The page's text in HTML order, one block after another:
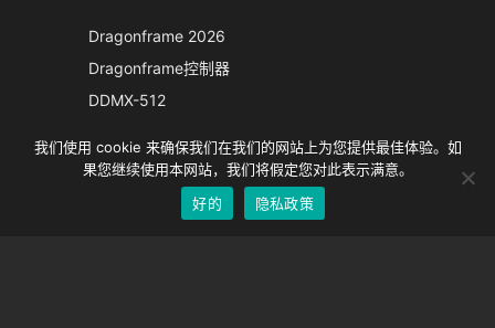
Dragonframe 2026
Dragonframe控制器
DDMX-512
EOS LV 校正帽
我们使用 cookie 来确保我们在我们的网站上为您提供最佳体验。如
果您继续使用本网站，我们将假定您对此表示满意。
好的
隐私政策
English